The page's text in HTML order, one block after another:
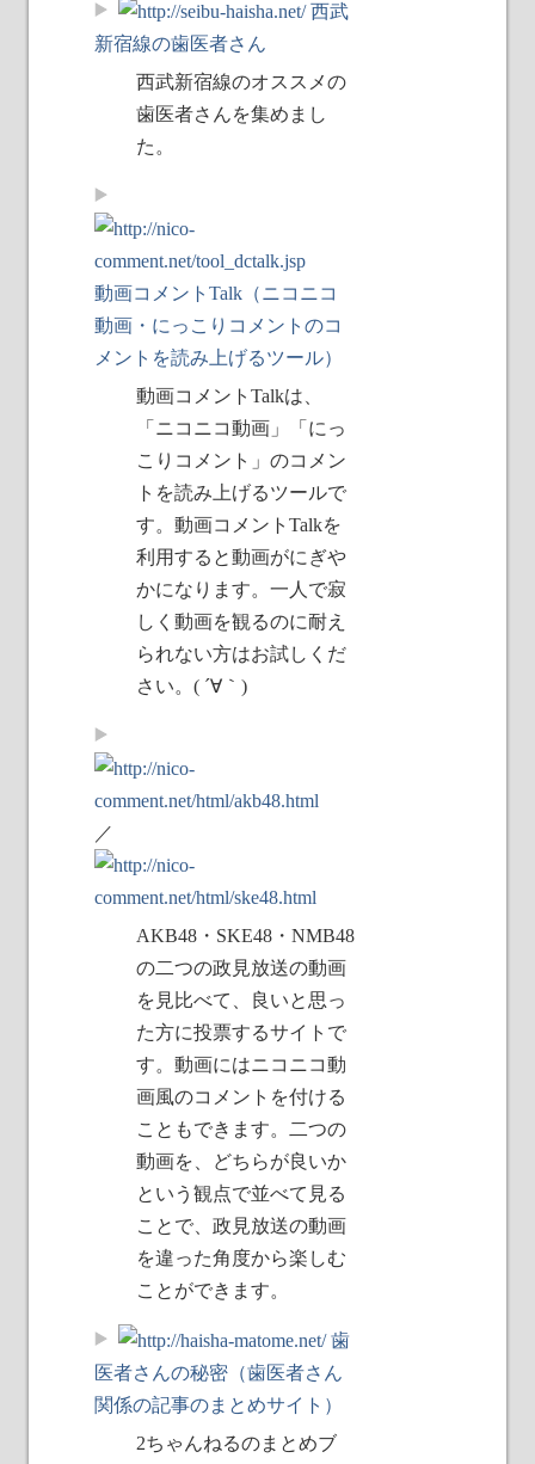
西武
新宿線の歯医者さん
西武新宿線のオススメの
歯医者さんを集めまし
た。
動画コメントTalk（ニコニコ
動画・にっこりコメントのコ
メントを読み上げるツール）
動画コメントTalkは、
「ニコニコ動画」「にっ
こりコメント」のコメン
トを読み上げるツールで
す。動画コメントTalkを
利用すると動画がにぎや
かになります。一人で寂
しく動画を観るのに耐え
られない方はお試しくだ
さい。( ´∀｀)
／
AKB48・SKE48・NMB48
の二つの政見放送の動画
を見比べて、良いと思っ
た方に投票するサイトで
す。動画にはニコニコ動
画風のコメントを付ける
こともできます。二つの
動画を、どちらが良いか
という観点で並べて見る
ことで、政見放送の動画
を違った角度から楽しむ
ことができます。
歯
医者さんの秘密（歯医者さん
関係の記事のまとめサイト）
2ちゃんねるのまとめブ